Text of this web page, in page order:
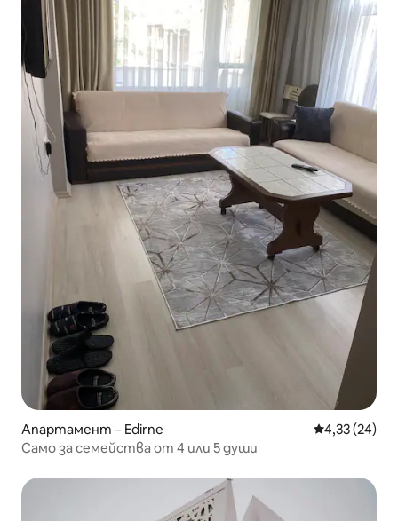
Апартамент – Edirne Средна
4,33 (24)
Само за семейства от 4 или 5 души